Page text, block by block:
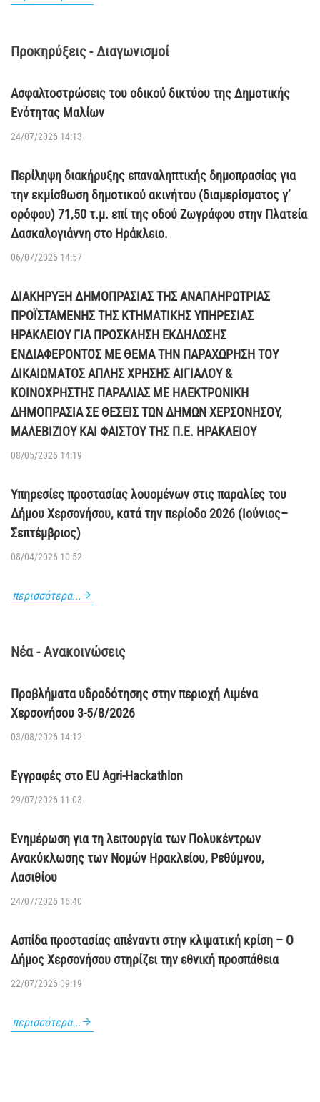
Προκηρύξεις - Διαγωνισμοί
Ασφαλτοστρώσεις του οδικού δικτύου της Δημοτικής
Ενότητας Μαλίων
24/07/2026 14:13
Περίληψη διακήρυξης επαναληπτικής δημοπρασίας για
την εκμίσθωση δημοτικού ακινήτου (διαμερίσματος γ’
ορόφου) 71,50 τ.μ. επί της οδού Ζωγράφου στην Πλατεία
Δασκαλογιάννη στο Ηράκλειο.
06/07/2026 14:57
ΔΙΑΚΗΡΥΞΗ ΔΗΜΟΠΡΑΣΙΑΣ ΤΗΣ ΑΝΑΠΛΗΡΩΤΡΙΑΣ
ΠΡΟΪΣΤΑΜΕΝΗΣ ΤΗΣ ΚΤΗΜΑΤΙΚΗΣ ΥΠΗΡΕΣΙΑΣ
ΗΡΑΚΛΕΙΟΥ ΓΙΑ ΠΡΟΣΚΛΗΣΗ ΕΚΔΗΛΩΣΗΣ
ΕΝΔΙΑΦΕΡΟΝΤΟΣ ΜΕ ΘΕΜΑ ΤΗΝ ΠΑΡΑΧΩΡΗΣΗ ΤΟΥ
ΔΙΚΑΙΩΜΑΤΟΣ ΑΠΛΗΣ ΧΡΗΣΗΣ ΑΙΓΙΑΛΟΥ &
ΚΟΙΝΟΧΡΗΣΤΗΣ ΠΑΡΑΛΙΑΣ ΜΕ ΗΛΕΚΤΡΟΝΙΚΗ
ΔΗΜΟΠΡΑΣΙΑ ΣΕ ΘΕΣΕΙΣ ΤΩΝ ΔΗΜΩΝ ΧΕΡΣΟΝΗΣΟΥ,
ΜΑΛΕΒΙΖΙΟΥ ΚΑΙ ΦΑΙΣΤΟΥ ΤΗΣ Π.Ε. ΗΡΑΚΛΕΙΟΥ
08/05/2026 14:19
Υπηρεσίες προστασίας λουομένων στις παραλίες του
Δήμου Χερσονήσου, κατά την περίοδο 2026 (Ιούνιος–
Σεπτέμβριος)
08/04/2026 10:52
περισσότερα...
Νέα - Ανακοινώσεις
Προβλήματα υδροδότησης στην περιοχή Λιμένα
Χερσονήσου 3-5/8/2026
03/08/2026 14:12
Εγγραφές στο EU Agri-Hackathlon
29/07/2026 11:03
Ενημέρωση για τη λειτουργία των Πολυκέντρων
Ανακύκλωσης των Νομών Ηρακλείου, Ρεθύμνου,
Λασιθίου
24/07/2026 16:40
Ασπίδα προστασίας απέναντι στην κλιματική κρίση – Ο
Δήμος Χερσονήσου στηρίζει την εθνική προσπάθεια
22/07/2026 09:19
περισσότερα...